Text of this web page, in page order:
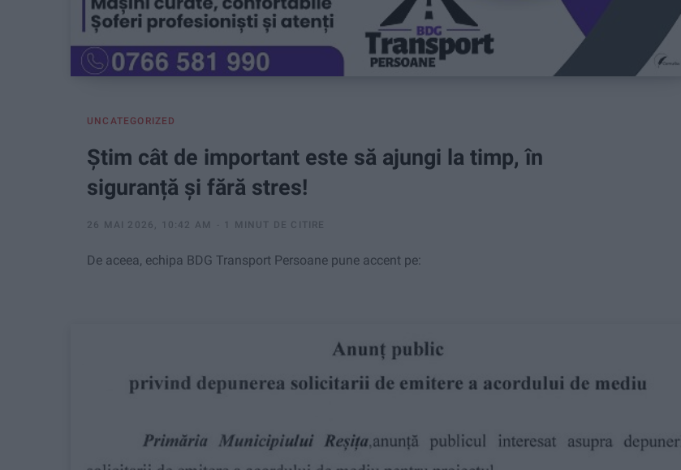
UNCATEGORIZED
Știm cât de important este să ajungi la timp, în
siguranță și fără stres!
26 MAI 2026, 10:42 AM 1 MINUT DE CITIRE
De aceea, echipa BDG Transport Persoane pune accent pe: